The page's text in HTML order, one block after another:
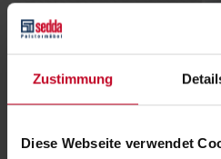
Zustimmung
Diese Webseite verwendet